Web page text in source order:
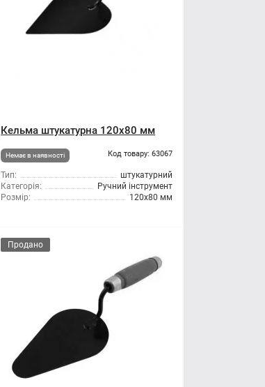
Кельма штукатурна 120x80 мм
Немає в наявності Код товару: 63067
Тип:
штукатурний
Категорія:
Ручний інструмент
Розмір:
120x80 мм
Продано